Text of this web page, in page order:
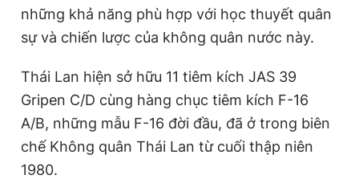
n
i
m
e
những khả năng phù hợp với học thuyết quân
sự và chiến lược của không quân nước này.
Thái Lan hiện sở hữu 11 tiêm kích JAS 39
Gripen C/D cùng hàng chục tiêm kích F-16
A/B, những mẫu F-16 đời đầu, đã ở trong biên
chế Không quân Thái Lan từ cuối thập niên
1980.